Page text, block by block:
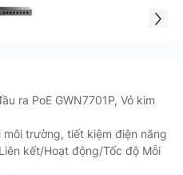
ra PoE GWN7701P, Vỏ kim
trường, tiết kiệm điện năng
kết/Hoạt động/Tốc độ Mỗi